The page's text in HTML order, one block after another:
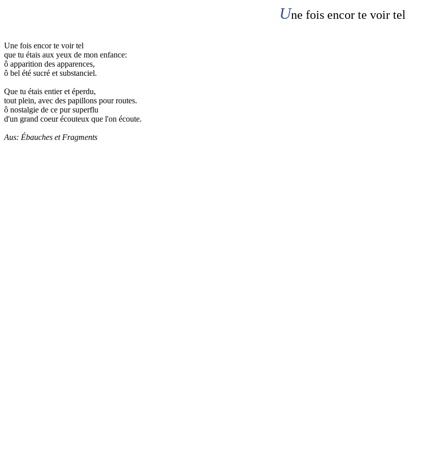
Une fois encor te voir tel
Une fois encor te voir tel
que tu étais aux yeux de mon enfance:
ô apparition des apparences,
ô bel été sucré et substanciel.
Que tu étais entier et éperdu,
tout plein, avec des papillons pour routes.
ô nostalgie de ce pur superflu
d'un grand coeur écouteux que l'on écoute.
Aus: Ébauches et Fragments